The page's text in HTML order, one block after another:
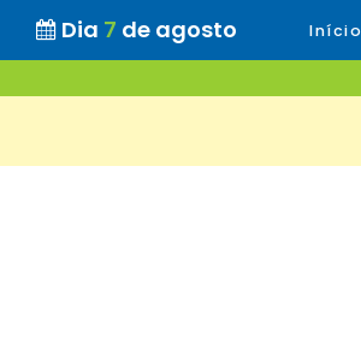
Dia 7 de agosto Início